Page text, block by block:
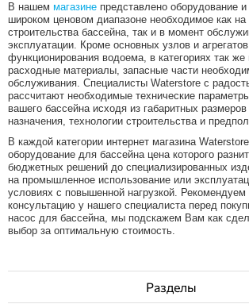
В нашем магазине представлено оборудование
широком ценовом диапазоне необходимое как на
строительства бассейна, так и в момент
эксплуатации. Кроме основных узлов и
функционирования водоема, в категориях так
расходные материалы, запасные части
обслуживания. Специалисты Waterstore с
рассчитают необходимые технические
вашего бассейна исходя из габаритных
назначения, технологии строительства и
В каждой категории интернет магазина
оборудование для бассейна цена которого
бюджетных решений до специализированных
на промышленное использование или
условиях с повышенной нагрузкой. Рекомендуем
консультацию у нашего специалиста перед
насос для бассейна, мы подскажем Вам как
выбор за оптимальную стоимость.
набор оборудования для бассейна на даче;
оборудование для детских бассейнов
оборудование для бассейна для инвалидов
Разделы